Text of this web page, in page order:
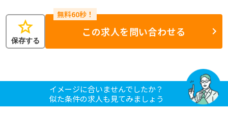
star
保存する
この求人を問い合わせる
イメージに合いませんでしたか？
似た条件の求人も見てみましょう